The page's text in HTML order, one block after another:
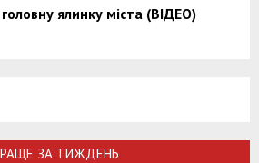
ялинку міста (ВІДЕО)
ЗА ТИЖДЕНЬ